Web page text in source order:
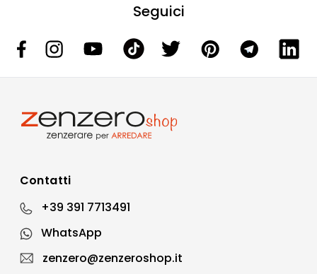
Seguici
Contatti
+39 391 7713491
WhatsApp
zenzero@zenzeroshop.it